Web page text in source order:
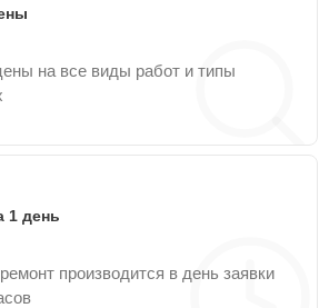
на все виды работ и типы
1 день
производится в день заявки